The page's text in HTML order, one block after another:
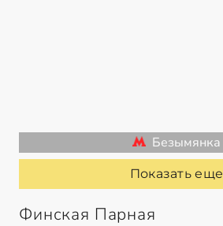
Безымянка
Показать еще
Финская Парная